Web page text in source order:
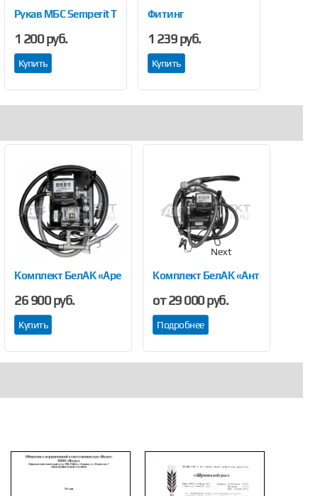
Рукав МБС Semperit TOF 319
1 200 руб.
Купить
Фитинг
1 239 руб.
Купить
Комплект БелАК «Арес комплекс»
26 900 руб.
Купить
Комплект БелАК «Антей комплекс»
от 29 000 руб.
Подробнее
Next